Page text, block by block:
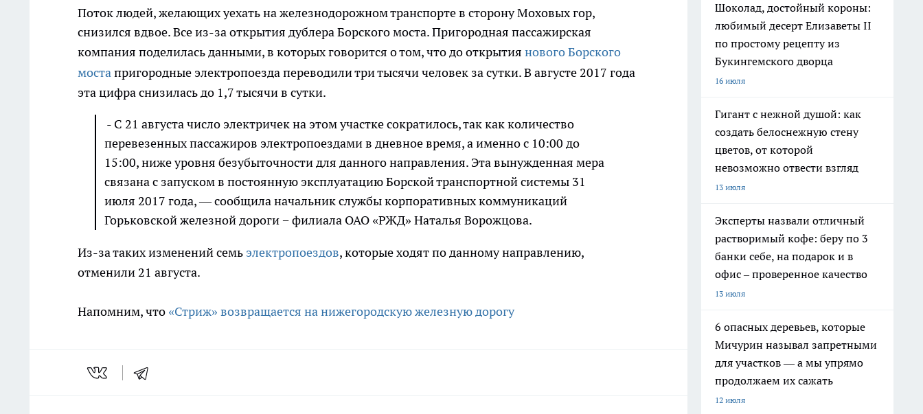
Поток людей, желающих уехать на железнодорожном транспорте в сторону Моховых гор,
снизился вдвое. Все из-за открытия дублера Борского моста. Пригородная пассажирская
компания поделилась данными, в которых говорится о том, что до открытия нового Борского
мостапригородные электропоезда переводили три тысячи человек за сутки. В августе 2017 года
эта цифра снизилась до 1,7 тысячи в сутки.
- С 21 августа число электричек на этом участке сократилось, так как количество
перевезенных пассажиров электропоездами в дневное время, а именно с 10:00 до
15:00, ниже уровня безубыточности для данного направления. Эта вынужденная мера
связана с запуском в постоянную эксплуатацию Борской транспортной системы 31
июля 2017 года, — сообщила начальник службы корпоративных коммуникаций
Горьковской железной дороги − филиала ОАО «РЖД» Наталья Ворожцова.
Из-за таких изменений семь электропоездов, которые ходят по данному направлению,
отменили 21 августа.
Напомним, что «Стриж» возвращается на нижегородскую железную дорогу
Шоколад, достойный короны:
любимый десерт Елизаветы II
по простому рецепту из
Букингемского дворца
16 июля
Гигант с нежной душой: как
создать белоснежную стену
цветов, от которой
невозможно отвести взгляд
13 июля
Эксперты назвали отличный
растворимый кофе: беру по 3
банки себе, на подарок и в
офис – проверенное качество
13 июля
6 опасных деревьев, которые
Мичурин называл запретными
для участков — а мы упрямо
продолжаем их сажать
12 июля